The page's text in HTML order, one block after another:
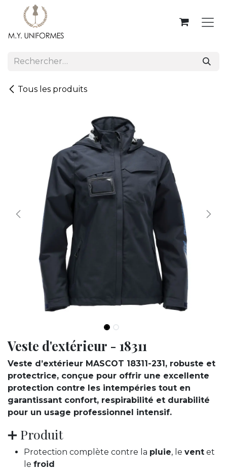
Se rendre au contenu
Tous les produits
Veste d'extérieur - 18311
Veste d’extérieur MASCOT 18311-231, robuste et
protectrice, conçue pour offrir une excellente
protection contre les intempéries tout en
garantissant confort, respirabilité et durabilité
pour un usage professionnel intensif.
➕ Produit
Protection complète contre la pluie, le vent et
le froid